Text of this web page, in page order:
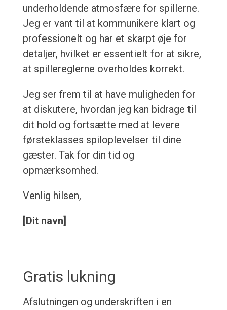
underholdende atmosfære for spillerne.
Jeg er vant til at kommunikere klart og
professionelt og har et skarpt øje for
detaljer, hvilket er essentielt for at sikre,
at spillereglerne overholdes korrekt.
Jeg ser frem til at have muligheden for
at diskutere, hvordan jeg kan bidrage til
dit hold og fortsætte med at levere
førsteklasses spiloplevelser til dine
gæster. Tak for din tid og
opmærksomhed.
Venlig hilsen,
[Dit navn]
Gratis lukning
Afslutningen og underskriften i en